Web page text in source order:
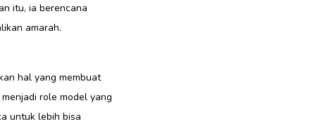
itu, ia berencana
amarah.
hal yang membuat
role model yang
untuk lebih bisa